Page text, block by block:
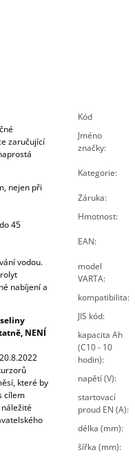
zaručující
nejen při
45
vodou.
nabíjení a
NENÍ
které by
cílem
Kód
Jméno
značky:
Kategorie:
Záruka:
Hmotnost:
EAN:
model
VARTA:
kompatibilita:
JIS kód:
kapacita Ah
(C10 - 10
hodin):
napětí (V):
startovací
proud EN (A):
délka (mm):
šířka (mm):